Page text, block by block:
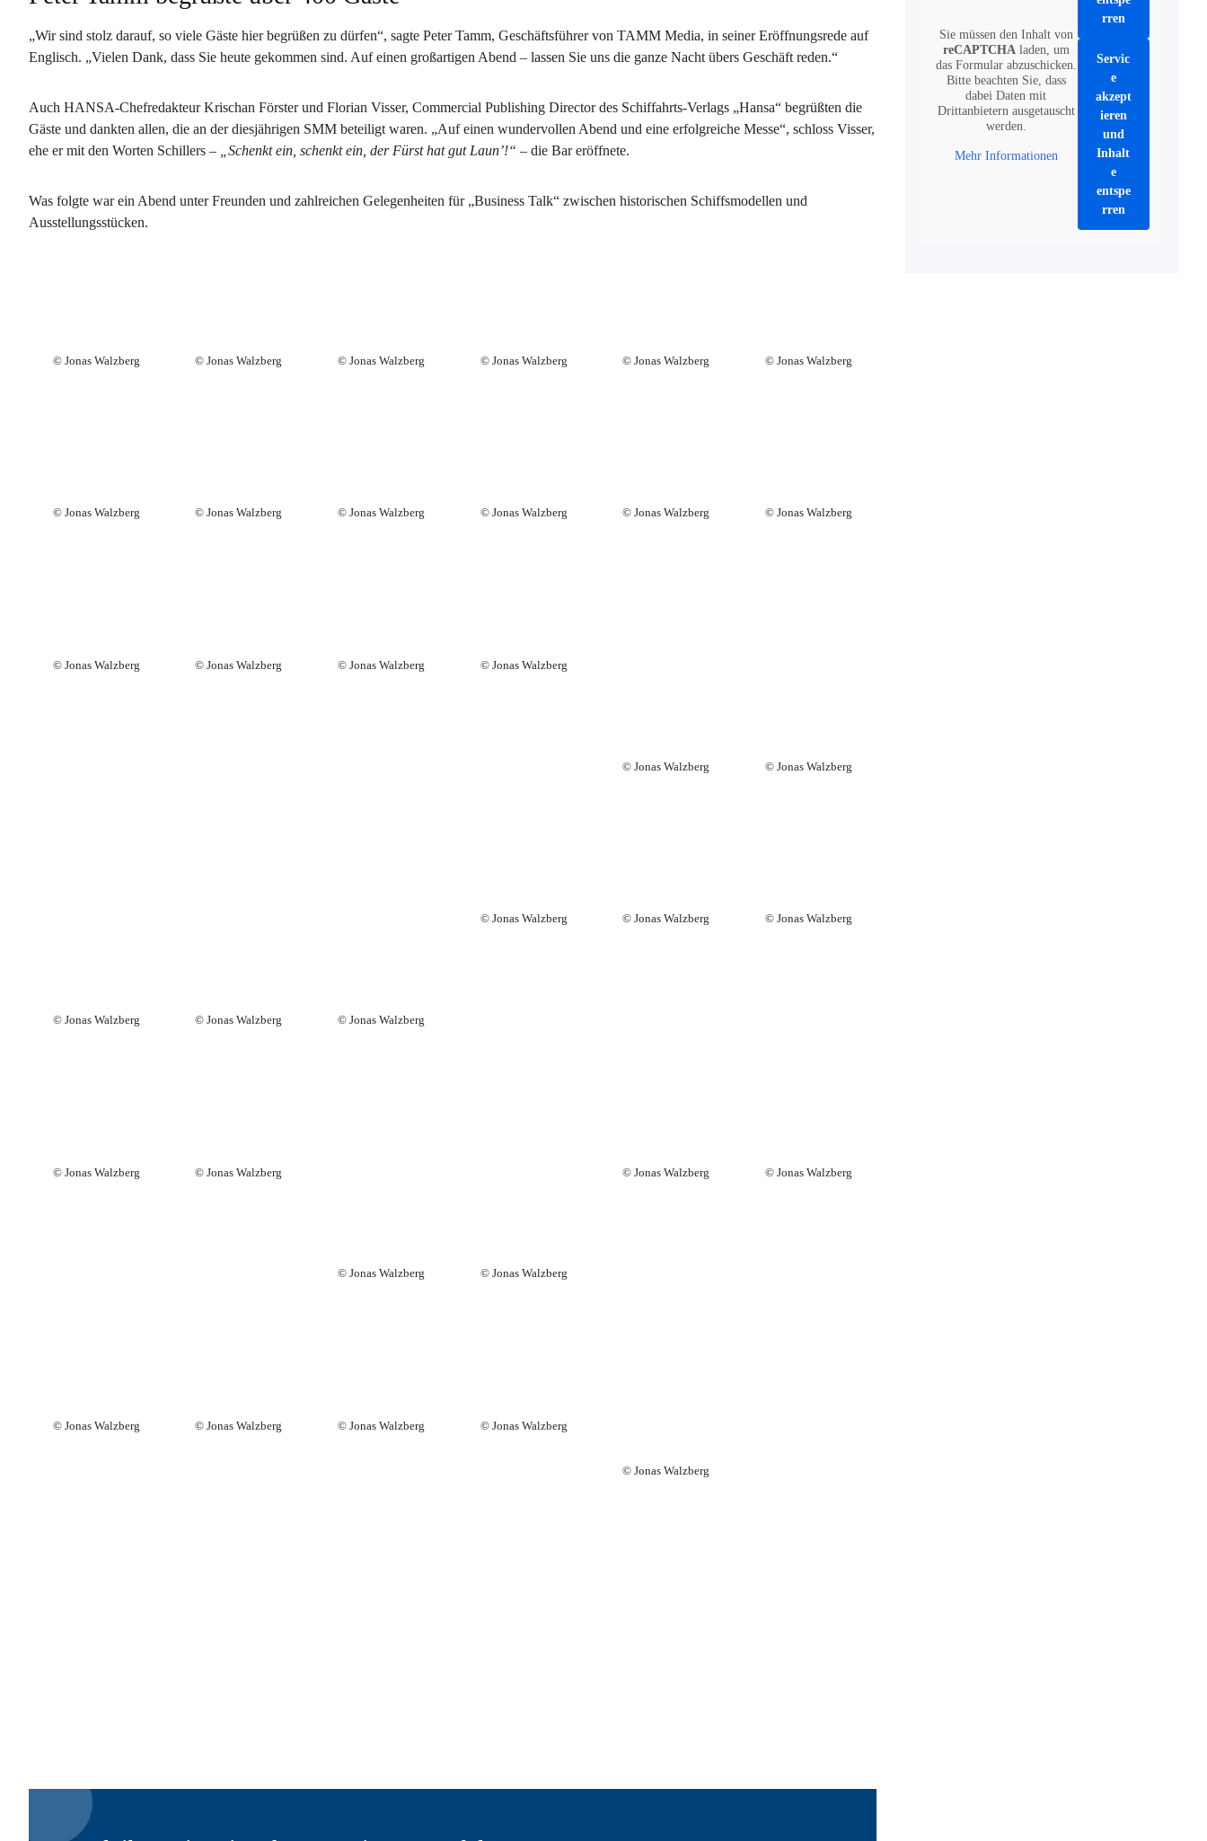
„Wir sind stolz darauf, so viele Gäste hier begrüßen zu dürfen“, sagte Peter Tamm, Geschäftsführer von TAMM Media, in seiner Eröffnungsrede auf
Englisch. „Vielen Dank, dass Sie heute gekommen sind. Auf einen großartigen Abend – lassen Sie uns die ganze Nacht übers Geschäft reden.“
Auch HANSA-Chefredakteur Krischan Förster und Florian Visser, Commercial Publishing Director des Schiffahrts-Verlags „Hansa“ begrüßten die
Gäste und dankten allen, die an der diesjährigen SMM beteiligt waren. „Auf einen wundervollen Abend und eine erfolgreiche Messe“, schloss Visser,
ehe er mit den Worten Schillers –
„Schenkt ein, schenkt ein, der Fürst hat gut Laun’!“ – die Bar eröffnete.
Was folgte war ein Abend unter Freunden und zahlreichen Gelegenheiten für „Business Talk“ zwischen historischen Schiffsmodellen und
Ausstellungsstücken.
© Jonas Walzberg © Jonas Walzberg © Jonas Walzberg © Jonas Walzberg © Jonas Walzberg © Jonas Walzberg
© Jonas Walzberg © Jonas Walzberg © Jonas Walzberg © Jonas Walzberg © Jonas Walzberg © Jonas Walzberg
© Jonas Walzberg © Jonas Walzberg © Jonas Walzberg © Jonas Walzberg
© Jonas Walzberg © Jonas Walzberg
© Jonas Walzberg © Jonas Walzberg © Jonas Walzberg
© Jonas Walzberg © Jonas Walzberg © Jonas Walzberg
© Jonas Walzberg © Jonas Walzberg
© Jonas Walzberg © Jonas Walzberg
© Jonas Walzberg © Jonas Walzberg
© Jonas Walzberg © Jonas Walzberg © Jonas Walzberg © Jonas Walzberg
© Jonas Walzberg
Sie müssen den Inhalt von
reCAPTCHAladen, um
das Formular abzuschicken.
Bitte beachten Sie, dass
dabei Daten mit
Drittanbietern ausgetauscht
werden.
Mehr Informationen
rren
Servic
e
akzept
ieren
und
Inhalt
e
entspe
rren